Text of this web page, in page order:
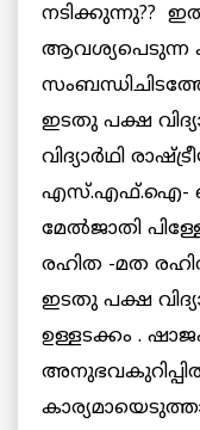
നടിക്കുന്നു??
ആവശ്യപെടുന്ന
ഇടതു പക്ഷ
വിദ്യാര്‍ഥി
എസ്.എഫ്.ഐ-
മേല്‍ജാതി
രഹിത -മത
ഇടതു പക്ഷ
ഉള്ളടക്കം .